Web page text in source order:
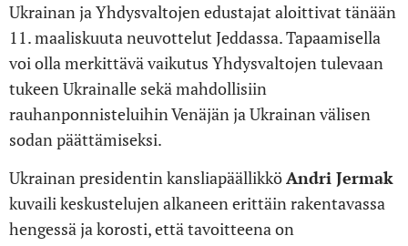
Ukrainan ja Yhdysvaltojen edustajat aloittivat tänään
11. maaliskuuta neuvottelut Jeddassa. Tapaamisella
voi olla merkittävä vaikutus Yhdysvaltojen tulevaan
tukeen Ukrainalle sekä mahdollisiin
rauhanponnisteluihin Venäjän ja Ukrainan välisen
sodan päättämiseksi.
Ukrainan presidentin kansliapäällikköAndri Jermak
kuvaili keskustelujen alkaneen erittäin rakentavassa
hengessä ja korosti, että tavoitteena on